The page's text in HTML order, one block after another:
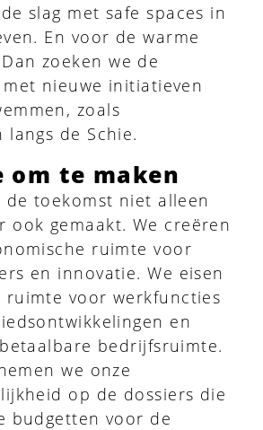
slag met safe spaces in
En voor de warme
zoeken we de
nieuwe initiatieven
zoals
de Schie.
om te maken
toekomst niet alleen
ook gemaakt. We creëren
ruimte voor
en innovatie. We eisen
ruimte voor werkfuncties
en
bedrijfsruimte.
we onze
op de dossiers die
budgetten voor de